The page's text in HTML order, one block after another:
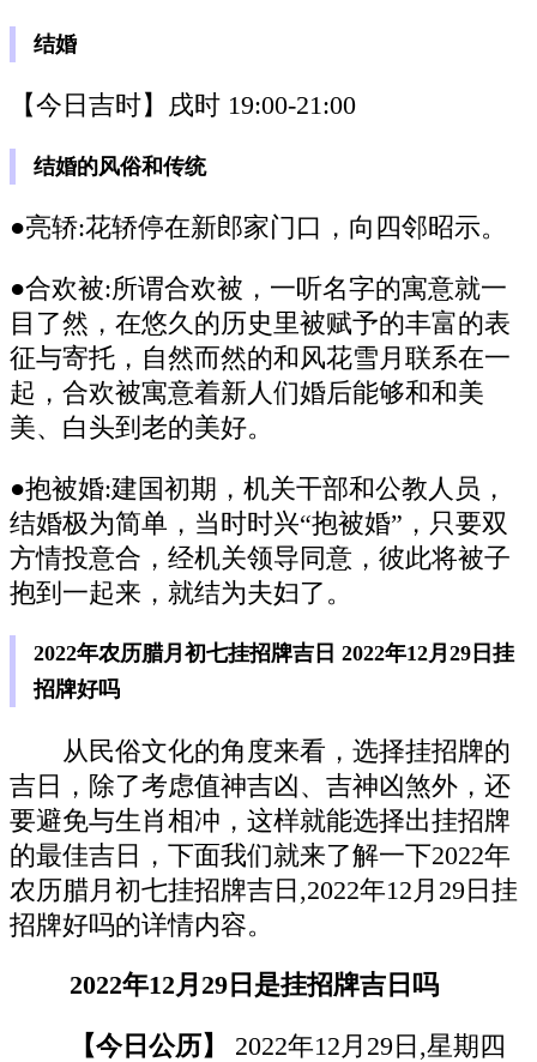
结婚
【今日吉时】戌时 19:00-21:00
结婚的风俗和传统
●亮轿:花轿停在新郎家门口，向四邻昭示。
●合欢被:所谓合欢被，一听名字的寓意就一
目了然，在悠久的历史里被赋予的丰富的表
征与寄托，自然而然的和风花雪月联系在一
起，合欢被寓意着新人们婚后能够和和美
美、白头到老的美好。
●抱被婚:建国初期，机关干部和公教人员，
结婚极为简单，当时时兴“抱被婚”，只要双
方情投意合，经机关领导同意，彼此将被子
抱到一起来，就结为夫妇了。
2022年农历腊月初七挂招牌吉日 2022年12月29日挂
招牌好吗
从民俗文化的角度来看，选择挂招牌的
吉日，除了考虑值神吉凶、吉神凶煞外，还
要避免与生肖相冲，这样就能选择出挂招牌
的最佳吉日，下面我们就来了解一下2022年
农历腊月初七挂招牌吉日,2022年12月29日挂
招牌好吗的详情内容。
2022年12月29日是挂招牌吉日吗
【今日公历】 2022年12月29日,星期四